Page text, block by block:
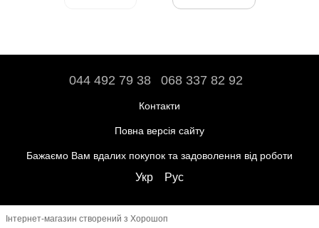
044 492 79 38 068 337 82 92
Контакти
Повна версія сайту
Бажаємо Вам вдалих покупок та задоволення від роботи
Укр Рус
Інтернет-магазин створений з Хорошоп